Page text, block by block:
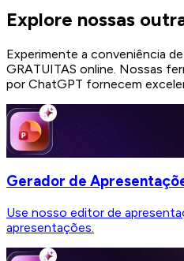
Explore nossas
Experimente a conveniência
GRATUITAS online. Nossas
por ChatGPT fornecem
Gerador de
Use nosso editor de
apresentações.